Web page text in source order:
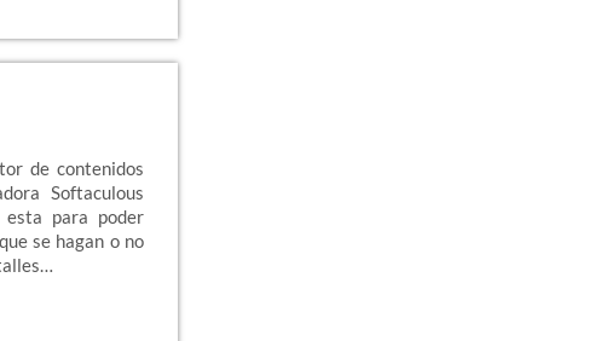
de contenidos
Softaculous
para poder
se hagan o no